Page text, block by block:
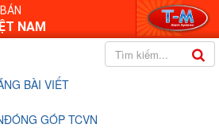
NAM
BÀI VIẾT
ĐÓNG GÓP TCVN